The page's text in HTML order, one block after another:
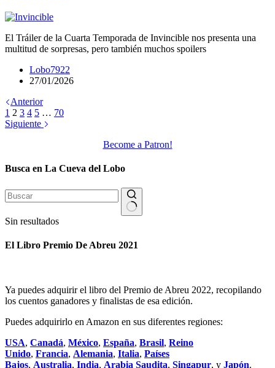
El Tráiler de la Cuarta Temporada de Invincible nos presenta una
multitud de sorpresas, pero también muchos spoilers
Lobo7922
27/01/2026
Anterior
1 2 3 4 5 … 70
Siguiente
Become a Patron!
Busca en La Cueva del Lobo
Sin resultados
El Libro Premio De Abreu 2021
Ya puedes adquirir el libro del Premio de Abreu 2022, recopilando
los cuentos ganadores y finalistas de esa edición.
Puedes adquirirlo en Amazon en sus diferentes regiones:
USA, Canadá, México, España, Brasil, Reino
Unido, Francia, Alemania, Italia, Países
Bajos, Australia, India, Arabia Saudita, Singapur, y Japón.